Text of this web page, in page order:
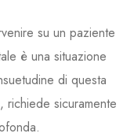
su un paziente
è una situazione
di questa
richiede sicuramente